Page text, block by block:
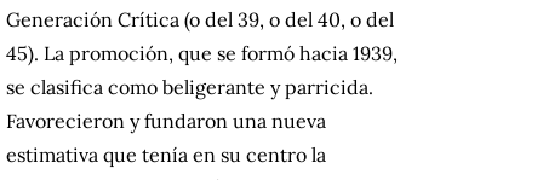
Generación Crítica (o del 39, o del 40, o del
45). La promoción, que se formó hacia 1939,
se clasifica como beligerante y parricida.
Favorecieron y fundaron una nueva
estimativa que tenía en su centro la